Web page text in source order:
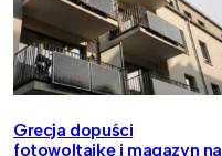
Grecja dopuści
fotowoltaikę i magazyn na